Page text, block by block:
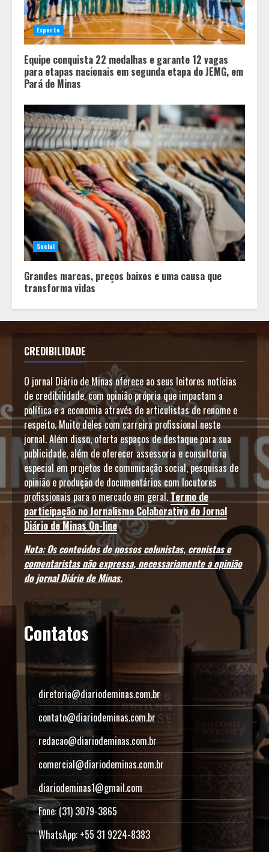
Esporte
Equipe conquista 22 medalhas e garante 12 vagas
para etapas nacionais em segunda etapa do JEMG, em
Pará de Minas
Social
Grandes marcas, preços baixos e uma causa que
transforma vidas
CREDIBILIDADE
O jornal Diário de Minas oferece ao seus leitores notícias
de credibilidade, com opinião própria que impactam a
política e a economia através de articulistas de renome e
respeito. Muito deles com carreira profissional neste
jornal. Além disso, oferta espaços de destaque para sua
publicidade, além de oferecer assessoria e consultoria
especial em projetos de comunicação social, pesquisas de
opinião e produção de documentários com locutores
profissionais para o mercado em geral.Termo de
participação no Jornalismo Colaborativo do Jornal
Diário de Minas On-line
Nota: Os conteúdos de nossos colunistas, cronistas e
comentaristas não expressa, necessariamente a opinião
do jornal Diário de Minas.
Contatos
diretoria@diariodeminas.com.br
contato@diariodeminas.com.br
redacao@diariodeminas.com.br
comercial@diariodeminas.com.br
diariodeminas1@gmail.com
Fone: (31) 3079-3865
WhatsApp: +55 31 9224-8383